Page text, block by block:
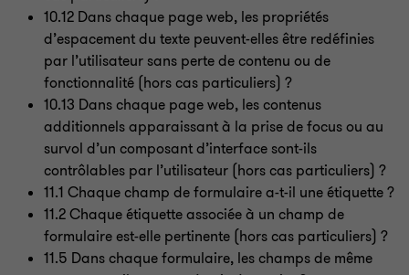
10.12 Dans chaque page web, les propriétés
d’espacement du texte peuvent-elles être redéfinies
par l’utilisateur sans perte de contenu ou de
fonctionnalité (hors cas particuliers) ?
10.13 Dans chaque page web, les contenus
additionnels apparaissant à la prise de focus ou au
survol d’un composant d’interface sont-ils
contrôlables par l’utilisateur (hors cas particuliers) ?
11.1 Chaque champ de formulaire a-t-il une étiquette?
11.2 Chaque étiquette associée à un champ de
formulaire est-elle pertinente (hors cas particuliers) ?
11.5 Dans chaque formulaire, les champs de même